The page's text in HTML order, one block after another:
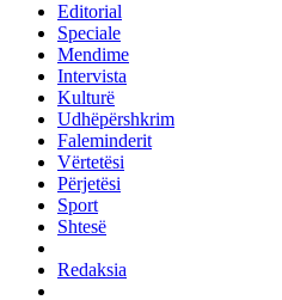
Editorial
Speciale
Mendime
Intervista
Kulturë
Udhëpërshkrim
Faleminderit
Vërtetësi
Përjetësi
Sport
Shtesë
Redaksia